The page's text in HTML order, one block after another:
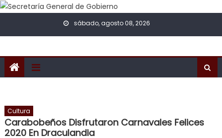
Skip to content
sábado, agosto 08, 2026
Cultura
Carabobeños Disfrutaron Carnavales Felices
2020 En Draculandia